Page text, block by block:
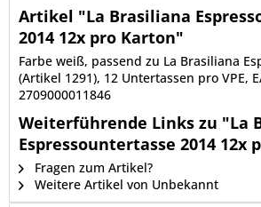
Artikel "La Brasiliana
2014 12x pro Karton"
Farbe weiß, passend zu La Brasiliana
(Artikel 1291), 12 Untertassen pro VPE,
2709000011846
Weiterführende Links zu "La
Espressountertasse 2014 12x
Fragen zum Artikel?
Weitere Artikel von Unbekannt